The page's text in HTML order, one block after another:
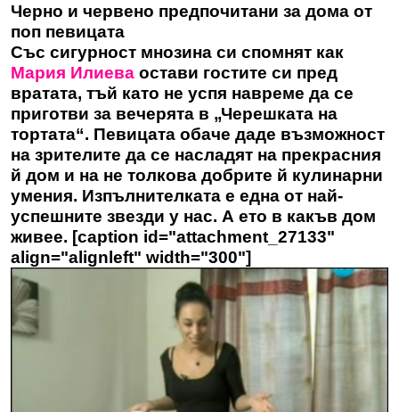
Черно и червено предпочитани за дома от
поп певицата
Със сигурност мнозина си спомнят как
Мария Илиева остави гостите си пред
вратата, тъй като не успя навреме да се
приготви за вечерята в „Черешката на
тортата“. Певицата обаче даде възможност
на зрителите да се насладят на прекрасния
й дом и на не толкова добрите й кулинарни
умения. Изпълнителката е една от най-
успешните звезди у нас. А ето в какъв дом
живее. [caption id="attachment_27133"
align="alignleft" width="300"]